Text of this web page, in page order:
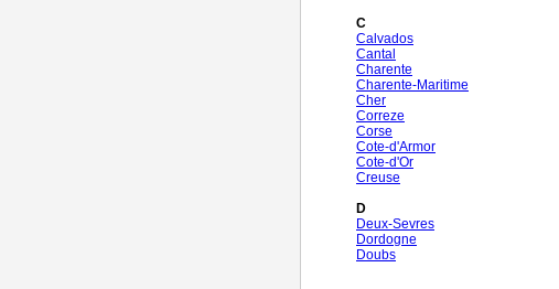
C
Calvados
Cantal
Charente
Charente-Maritime
Cher
Correze
Corse
Cote-d'Armor
Cote-d'Or
Creuse
D
Deux-Sevres
Dordogne
Doubs